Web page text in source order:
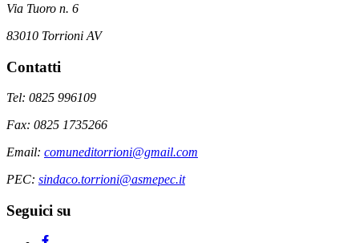
Via Tuoro n. 6
83010 Torrioni AV
Contatti
Tel: 0825 996109
Fax: 0825 1735266
Email: comuneditorrioni@gmail.com
PEC: sindaco.torrioni@asmepec.it
Seguici su